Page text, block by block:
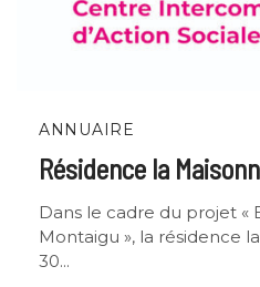
ANNUAIRE
Résidence la
Dans le cadre du projet «
Montaigu », la résidence
30...